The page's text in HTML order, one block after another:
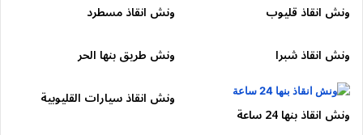
بدون أي مصاريف خفية
🔗 ربط داخلي بخدمات ونش انقاذ
ونش انقاذ قليوب
ونش انقاذ مسطرد
ونش انقاذ شبرا
ونش طريق بنها الحر
ونش انقاذ بنها 24 ساعة
ونش انقاذ سيارات القليوبية